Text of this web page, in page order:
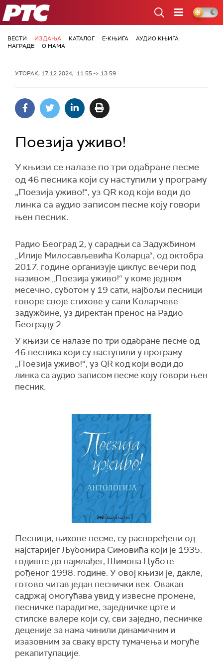
РТС
ВЕСТИ ИЗДАЊА КАТАЛОГ Е-КЊИГА
АУДИО КЊИГА
НАГРАДЕ
О НАМА
УТОРАК, 17.12.2024, 11:55 -> 13:59
Поезија уживо!
У књизи се налазе по три одабране песме
од 46 песника који су наступили у програму
„Поезија уживо!“, уз QR код који води до
линка са аудио записом песме коју говори
њен песник.
Радио Београд 2, у сарадњи са Задужбином
„Илије Милосављевића Коларца“, од октобра
2017. године организује циклус вечери под
називом „Поезија уживо!“ у коме једном
месечно, суботом у 19 сати, најбољи песници
говоре своје стихове у сали Коларчеве
задужбине, уз директан пренос на Радио
Београду 2.
У књизи се налазе по три одабране песме од
46 песника који су наступили у програму
„Поезија уживо!“, уз QR код који води до
линка са аудио записом песме коју говори њен
песник.
Песници, њихове песме, су распоређени од
најстаријег Љубомира Симовића који је 1935.
годиште до најмлађег, Шимона Цуботе
рођеног 1998. године. У овој књизи је, дакле,
готово читав један песнички век. Овакав
садржај омогућава увид у извесне промене,
песничке парадигме, заједничке црте и
стилске валере који су, сви заједно, песничке
деценије за нама чинили динамичним и
изазовним за сваку врсту тумачења и могуће
рекапитулације.